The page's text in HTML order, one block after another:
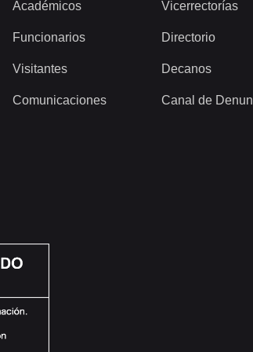
Académicos
Funcionarios
Visitantes
Comunicaciones
Vicerrectorías
Directorio
Decanos
Canal de